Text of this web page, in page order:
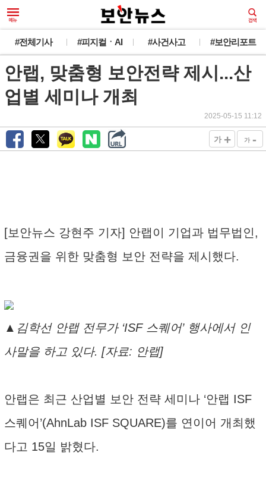
#전체기사 #피지컬ㆍAI #사건사고 #보안리포트
안랩, 맞춤형 보안전략 제시...산
업별 세미나 개최
2025-05-15 11:12
가 + 가 -
[보안뉴스 강현주 기자] 안랩이 기업과 법무법인,
금융권을 위한 맞춤형 보안 전략을 제시했다.
▲김학선 안랩 전무가 ‘ISF 스퀘어’ 행사에서 인
사말을 하고 있다. [자료: 안랩]
안랩은 최근 산업별 보안 전략 세미나 ‘안랩 ISF
스퀘어’(AhnLab ISF SQUARE)를 연이어 개최했
다고 15일 밝혔다.